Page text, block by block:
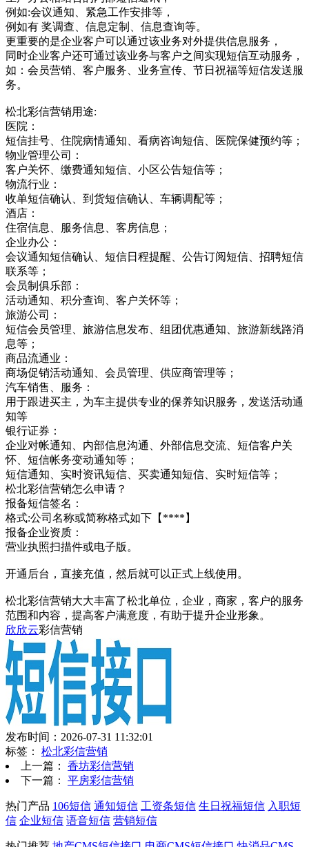
例如:会议通知、紧急工作安排等，
例如有 奖调查、信息定制、信息查询等。
更重要的是企业客户可以通过该业务对外提供信息服务，
同时企业客户还可通过该业务与客户之间实现短信互动服务，
如：会员营销、客户服务、业务宣传、节日祝福等短信发送服
务。
松北彩信营销用途:
医院：
短信挂号、住院病情通知、看病咨询短信、医院保健预约等；
物业管理公司：
客户关怀、缴费通知短信、小区公告短信等；
物流行业：
收单短信确认、到货短信确认、车辆调配等；
酒店：
住宿信息、服务信息、客房信息；
企业办公：
会议通知短信确认、短信日程提醒、公告订阅短信、招聘短信
联系等；
会员制俱乐部：
活动通知、积分查询、客户关怀等；
旅游公司：
短信会员管理、旅游信息发布、组团优惠通知、旅游新线路消
息等；
商品流通业：
商场促销活动通知、会员管理、供应商管理等；
汽车销售、服务：
用于跟进买主，为车主提供专业的保养知识服务，发送活动通
知等
银行证券：
企业对帐通知、内部信息沟通、外部信息交流、短信客户关
怀、短信帐务变动通知等；
短信通知、实时资讯短信、买卖通知短信、实时短信等；
松北彩信营销怎么申请？
报备短信签名：
格式:公司名称或简称格式如下【****】
报备企业资质：
营业执照扫描件或电子版。
开通后台，直接充值，然后就可以正式上线使用。
松北彩信营销大大丰富了松北单位，企业，商家，客户的服务
范围和内容，提高客户满意度，有助于提升企业形象。
欣欣云彩信营销
发布时间：2026-07-31 11:32:01
标签： 松北彩信营销
上一篇： 香坊彩信营销
下一篇： 平房彩信营销
热门产品 106短信 通知短信 工资条短信 生日祝福短信 入职短
信 企业短信 语音短信 营销短信